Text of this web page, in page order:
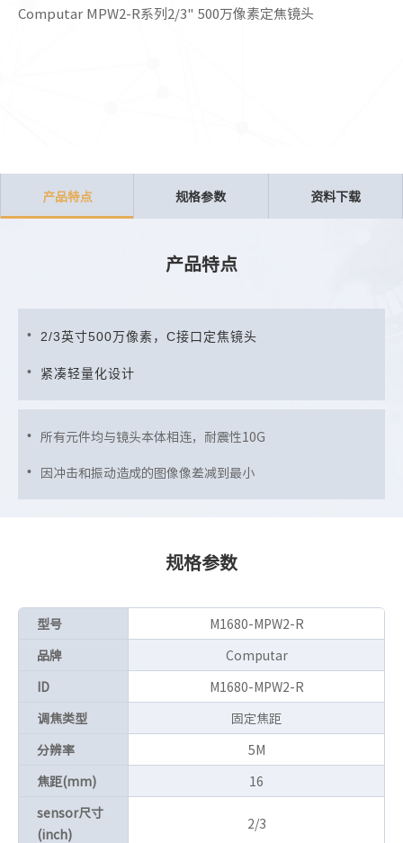
Computar MPW2-R系列2/3" 500万像素定焦镜头
产品特点 规格参数 资料下载
产品特点
2/3英寸500万像素，C接口定焦镜头
紧凑轻量化设计
所有元件均与镜头本体相连，耐震性10G
因冲击和振动造成的图像像差减到最小
规格参数
型号
M1680-MPW2-R
品牌
Computar
ID
M1680-MPW2-R
调焦类型
固定焦距
分辨率
5M
焦距(mm)
16
sensor尺寸
(inch)
2/3